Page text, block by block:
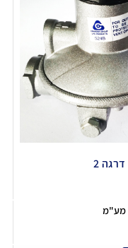
מע"מ